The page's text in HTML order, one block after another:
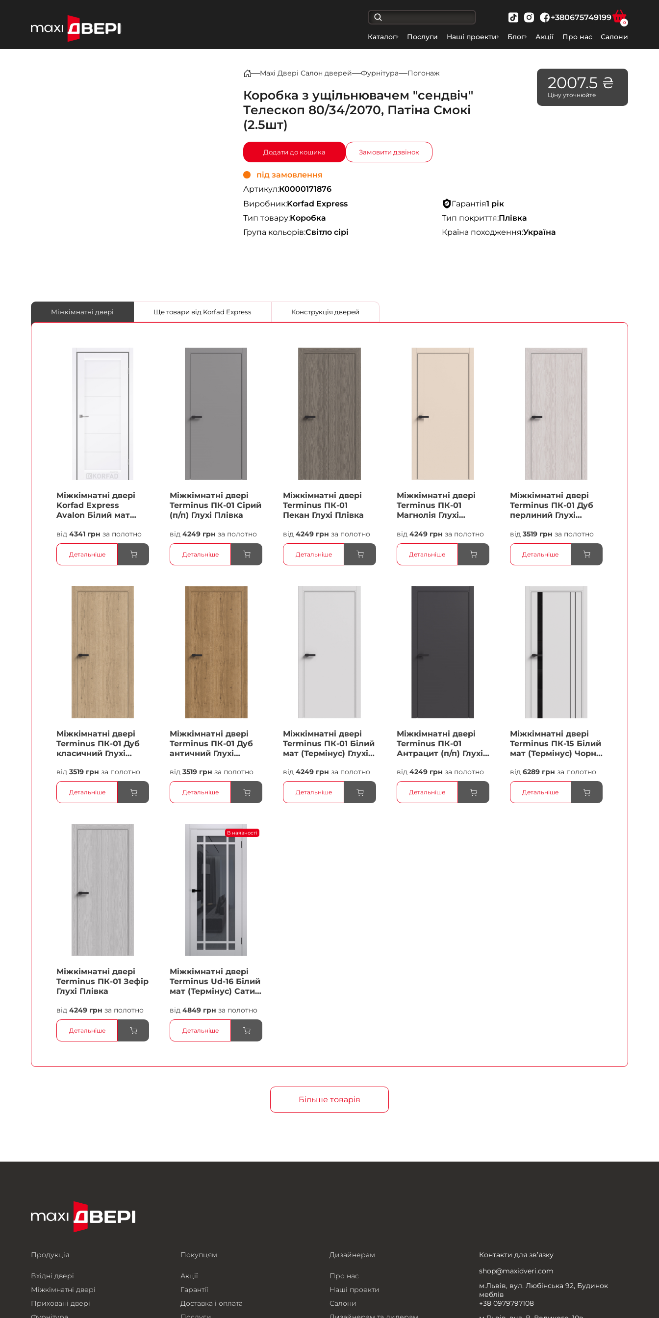
+380675749199
0
Каталог Послуги Наші проекти Блог Акції Про нас Салони
Maxi Двері Салон дверей Фурнітура Погонаж
Коробка з ущільнювачем "сендвіч"
Телескоп 80/34/2070, Патіна Смокі
(2.5шт)
Додати до кошика Замовити дзвінок
під замовлення
Артикул:К0000171876
Виробник:Korfad Express Гарантія1 рік
Тип товару:Коробка Тип покриття:Плівка
Група кольорів:Світло сірі Країна походження:Україна
2007.5 ₴
Ціну уточнюйте
Міжкімнатні двері Ще товари від Korfad Express Конструкція дверей
Міжкімнатні двері
Korfad Express
Avalon Білий мат
Плівка
від 4341 грн за полотно
Детальніше
Міжкімнатні двері
Terminus ПК-01 Сірий
(п/п) Глухі Плівка
від4249 грн за полотно
Детальніше
Міжкімнатні двері
Terminus ПК-01
Пекан Глухі Плівка
від4249 грн за полотно
Детальніше
Міжкімнатні двері
Terminus ПК-01
Магнолія Глухі
від 4249 грн за полотно
Детальніше
Міжкімнатні двері
Terminus ПК-01 Дуб
перлиний Глухі
від 3519 грн за полотно
Детальніше
Міжкімнатні двері
Terminus ПК-01 Дуб
класичний Глухі
від 3519 грн за полотно
Детальніше
Міжкімнатні двері
Terminus ПК-01 Дуб
античний Глухі
від3519 грн за полотно
Детальніше
Міжкімнатні двері
Terminus ПК-01 Білий
мат (Термінус) Глухі
від4249 грн за полотно
Детальніше
Міжкімнатні двері
Terminus ПК-01
Антрацит (п/п) Глухі
від 4249 грн за полотно
Детальніше
Міжкімнатні двері
Terminus ПК-15 Білий
мат (Термінус) Чорне
від 6289 грн за полотно
Детальніше
Міжкімнатні двері
Terminus ПК-01 Зефір
Глухі Плівка
від 4249 грн за полотно
Детальніше
В наявності
Міжкімнатні двері
Terminus Ud-16 Білий
мат (Термінус) Сатин
від4849 грн за полотно
Детальніше
Більше товарів
Продукція
Вхідні двері
Міжкімнатні двері
Приховані двері
Покупцям
Акції
Гарантії
Доставка і оплата
Дизайнерам
Про нас
Наші проекти
Салони
Контакти для зв’язку
shop@maxidveri.com
м.Львів, вул. Любінська 92, Будинок
меблів
+38 0979797108